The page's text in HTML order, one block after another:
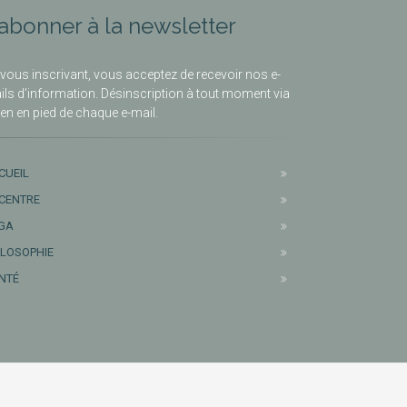
à la newsletter
vous inscrivant, vous acceptez de recevoir nos e-
d’information. Désinscription à tout moment via
en pied de chaque e-mail.